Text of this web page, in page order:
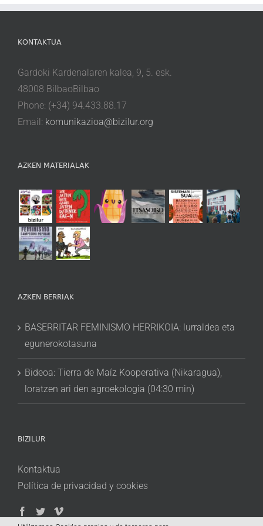
KONTAKTUA
Gardoki Kardenalaren kalea, 9, 5. esk.
48008 BilbaoBilbao
Phone: (+34) 94.433.88.17
Email: komunikazioa@bizilur.org
AZKEN MATERIALAK
AZKEN BERRIAK
BASERRITAR FEMINISMO HERRIKOIA: lurraldea eta
egunerokotasuna
Bideoa: Tierra de Maíz Kooperativa (Nikaragua),
loratzen ari den agroekologia (04:30 min)
BIZILUR
Kontaktua
Política de privacidad y cookies